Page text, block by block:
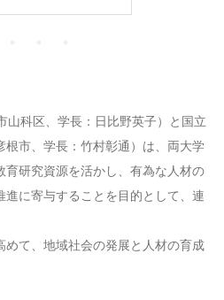
山科区、学長：日比野英子）と国立
根市、学長：竹村彰通）は、両大学
育研究資源を活かし、有為な人材の
に寄与することを目的として、連
めて、地域社会の発展と人材の育成